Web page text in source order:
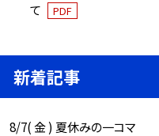
て
PDF
新着記事
8/7( 金 ) 夏休みの一コマ